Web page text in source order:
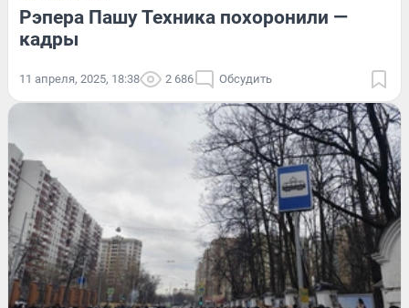
Рэпера Пашу Техника похоронили —
кадры
11 апреля, 2025, 18:38 2 686 Обсудить